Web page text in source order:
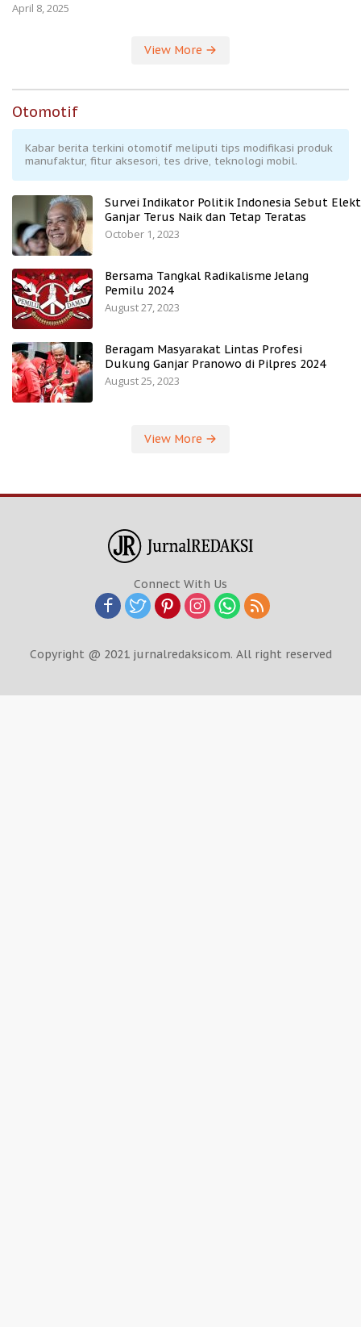
April 8, 2025
View More
Otomotif
Kabar berita terkini otomotif meliputi tips modifikasi produk
manufaktur, fitur aksesori, tes drive, teknologi mobil.
Survei Indikator Politik Indonesia Sebut
Ganjar Terus Naik dan Tetap Teratas
October 1, 2023
Bersama Tangkal Radikalisme Jelang
Pemilu 2024
August 27, 2023
Beragam Masyarakat Lintas Profesi
Dukung Ganjar Pranowo di Pilpres 2024
August 25, 2023
View More
Connect With Us
Copyright @ 2021 jurnalredaksicom. All right reserved